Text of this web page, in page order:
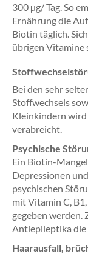
300 µg/ Tag. So
Ernährung die
Biotin täglich.
übrigen
Bei den sehr
Stoffwechsels
Kleinkindern
verabreicht.
Psychische
Ein Biotin-
Depressionen
psychischen
mit Vitamin C,
gegeben werden.
Antiepileptika die
Haarausfall,